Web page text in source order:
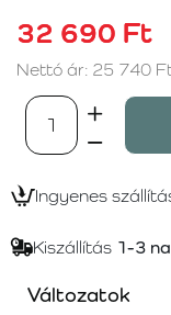
32 690 Ft
Nettó ár: 25 740
Ingyenes
Kiszállítás 1-3
Változatok